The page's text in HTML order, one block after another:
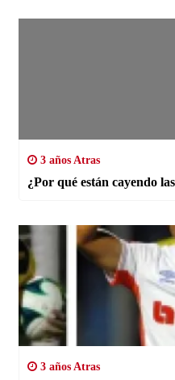
3 años Atras
¿Por qué están cayendo
3 años Atras